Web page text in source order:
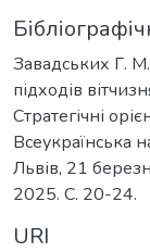
Завадських Г.
підходів
Стратегічні
Всеукраїнська
Львів, 21
2025. С. 20-24.
URI